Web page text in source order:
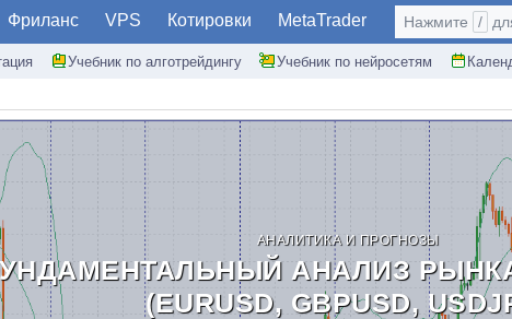
Фриланс VPS Котировки MetaTrader
Учебник по алготрейдингу Учебник по нейросетям
Нажмите /
АНАЛИТИКА И ПРОГНОЗЫ
АНАЛИЗ РЫНКА
(EURUSD, GBPUSD,